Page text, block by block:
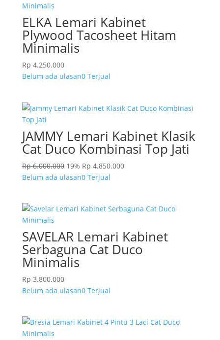
ELKA Lemari Kabinet
Plywood Tacosheet Hitam
Minimalis
Rp 4.250.000
Belum ada ulasan0 Terjual
JAMMY Lemari Kabinet Klasik
Cat Duco Kombinasi Top Jati
Rp6.000.000 19% Rp 4.850.000
Belum ada ulasan0 Terjual
SAVELAR Lemari Kabinet
Serbaguna Cat Duco
Minimalis
Rp 3.800.000
Belum ada ulasan0 Terjual